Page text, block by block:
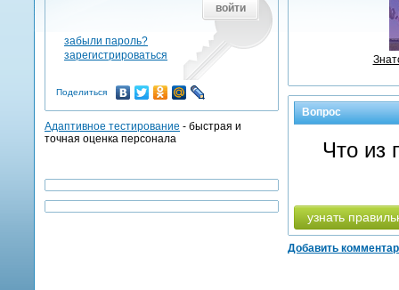
Вопрос
Что из
узнать
Добавить
войти
забыли пароль?
зарегистрироваться
Поделиться
Адаптивное тестирование - быстрая и
точная оценка персонала